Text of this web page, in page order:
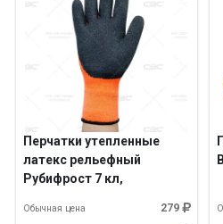
Перчатки утепленные
латекс рельефный
Рубифрост 7 кл,
оранжевые
279
Обычная цена